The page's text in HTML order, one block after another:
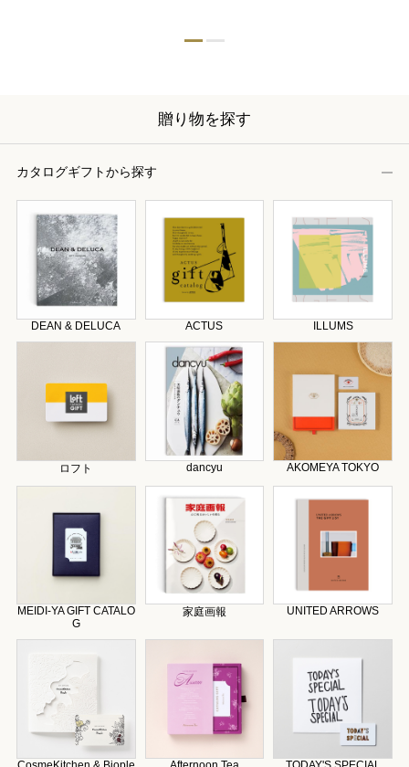
贈り物を探す
カタログギフトから探す
DEAN & DELUCA ACTUS ILLUMS
ロフト dancyu AKOMEYA TOKYO
MEIDI-YA GIFT CATALO
G
家庭画報 UNITED ARROWS